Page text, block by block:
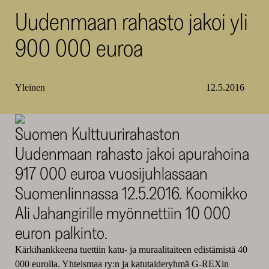
SKR
Uudenmaan rahasto jakoi yli
900 000 euroa
Yleinen 12.5.2016
Suomen Kulttuurirahaston
Uudenmaan rahasto jakoi apurahoina
917 000 euroa vuosijuhlassaan
Suomenlinnassa 12.5.2016. Koomikko
Ali Jahangirille myönnettiin 10 000
euron palkinto.
Kärkihankkeena tuettiin katu- ja muraalitaiteen edistämistä 40
000 eurolla. Yhteismaa ry:n ja katutaideryhmä G-REXin